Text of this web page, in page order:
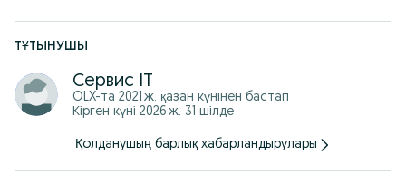
Чистка компьютера!
г. Актобе, ул.Абулхаир хана 19
ТҰТЫНУШЫ
Сервис IT
OLX-та 2021 ж. қазан күнінен бастап
Кірген күні 2026 ж. 31 шілде
Қолданушың барлық хабарландырулары